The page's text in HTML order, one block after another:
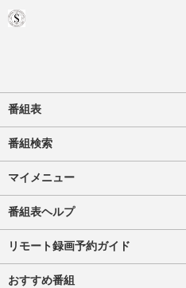
番組表
番組検索
マイメニュー
番組表ヘルプ
リモート録画予約ガイド
おすすめ番組